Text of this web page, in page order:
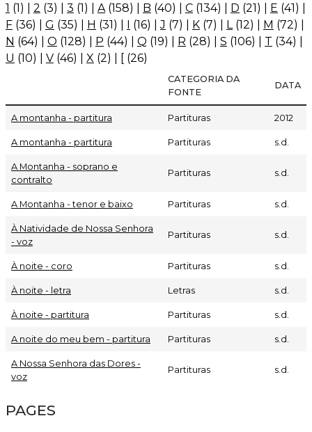
1 (1) 2 (3) 3 (1) A (158) B (40) C (134) D (21) E (41)
F (36) G (35) H (31) I (16) |J (7) K (7) L (12) M (72)
N (64) O (128) P (44) Q (19) R (28) S (106) T (34)
U (10) V (46) X (2) [ (26)
CATEGORIA DA
FONTE
DATA
A montanha - partitura Partituras 2012
A montanha - partitura Partituras s.d.
A Montanha - soprano e
contralto
Partituras s.d.
A Montanha - tenor e baixo Partituras s.d.
À Natividade de Nossa Senhora
- voz
Partituras s.d.
À noite - coro Partituras s.d.
À noite - letra Letras s.d.
À noite - partitura Partituras s.d.
A noite do meu bem - partitura Partituras s.d.
A Nossa Senhora das Dores -
voz
Partituras s.d.
PAGES